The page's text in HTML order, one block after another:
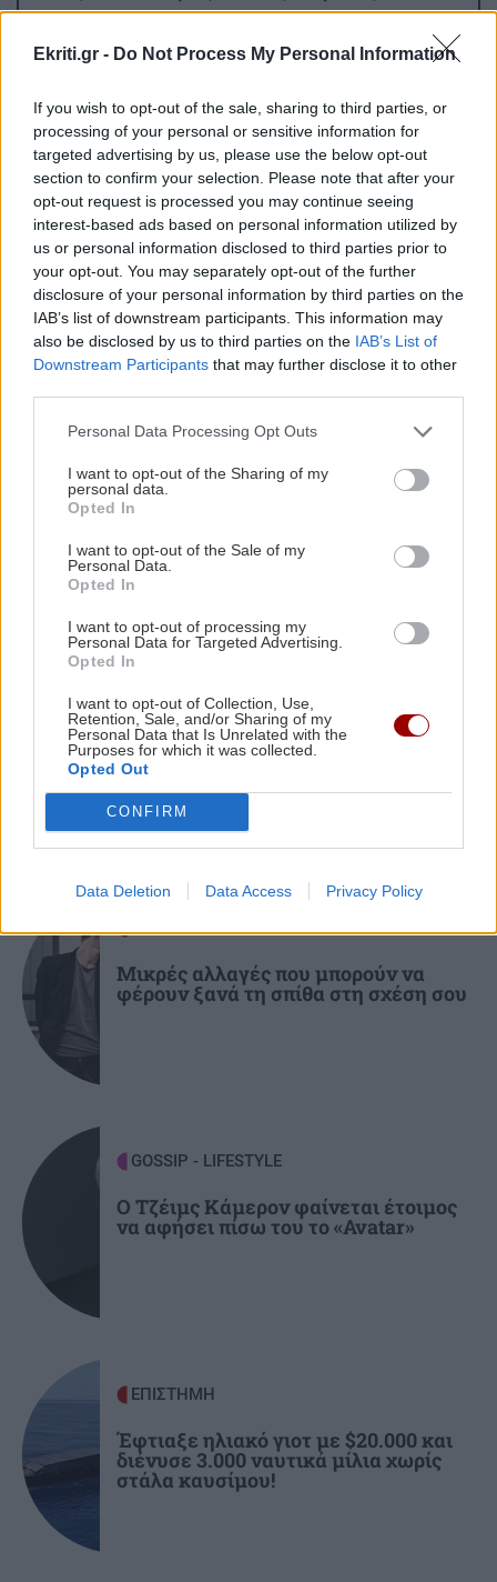
Ekriti.gr - Do Not Process My Personal Information
If you wish to opt-out of the sale, sharing to third parties, or
processing of your personal or sensitive information for
targeted advertising by us, please use the below opt-out
section to confirm your selection. Please note that after your
opt-out request is processed you may continue seeing
interest-based ads based on personal information utilized by
us or personal information disclosed to third parties prior to
your opt-out. You may separately opt-out of the further
disclosure of your personal information by third parties on the
IAB’s list of downstream participants. This information may
also be disclosed by us to third parties on the IAB’s List of
Downstream Participants that may further disclose it to other
Personal Data Processing Opt Outs
I want to opt-out of the Sharing of my
personal data.
Opted In
I want to opt-out of the Sale of my
Personal Data.
Opted In
I want to opt-out of processing my
Personal Data for Targeted Advertising.
Opted In
I want to opt-out of Collection, Use,
Retention, Sale, and/or Sharing of my
Personal Data that Is Unrelated with the
Purposes for which it was collected.
Opted Out
CONFIRM
Data Deletion Data Access Privacy Policy
μπήκε τυχαία στη ζωή σου
Μικρές αλλαγές που μπορούν να φέρουν ξανά
τη σπίθα στη σχέση σου
23:00
GOSSIP - LIFESTYLE
Ο Τζέιμς Κάμερον φαίνεται έτοιμος να αφήσει
πίσω του το «Avatar»
22:32
ΕΠΙΣΤΗΜΗ
Έφτιαξε ηλιακό γιοτ με $20.000 και διένυσε
3.000 ναυτικά μίλια χωρίς στάλα καυσίμου!
ΣΠΙΤΙ
Κατσαρίδα στο σπίτι - Πότε πρέπει να
ανησυχήσουμε
ΚΟΣΜΟΣ
Εξαρθρώθηκε τεράστιο δίκτυο διακίνησης
μεταναστών και ναρκωτικών στη Μεσόγειο –
Πάνω από 24 εκατ. ευρώ κέρδη
21:53
ΥΓΕΙΑ
Αυτά τα φρούτα επιλέγουν 4 ενδοκρινολόγοι
για καλύτερο έλεγχο του σακχάρου
Πλύσιμο των ποδιών με αλάτι και ελαιόλαδο:
21:35
ΚΟΣΜΟΣ
αξέχαστο (εικόνες)
Ιταλία: Τα ελαιοτριβεία ενώνονται να
αντιμετωπίσουν την κρίση
Όλες οι ειδήσεις
ΠΕΡΙΣΣΟΤΕΡΑ
ΣΧΕΣΕΙΣ ΚΑΙ SEX
Πώς θα καταλάβεις ότι ένας
άνθρωπος δεν μπήκε τυχαία στη ζωή
σου
ΣΧΕΣΕΙΣ ΚΑΙ SEX
Μικρές αλλαγές που μπορούν να
φέρουν ξανά τη σπίθα στη σχέση σου
GOSSIP - LIFESTYLE
Ο Τζέιμς Κάμερον φαίνεται έτοιμος
να αφήσει πίσω του το «Avatar»
ΕΠΙΣΤΗΜΗ
Έφτιαξε ηλιακό γιοτ με $20.000 και
διένυσε 3.000 ναυτικά μίλια χωρίς
στάλα καυσίμου!